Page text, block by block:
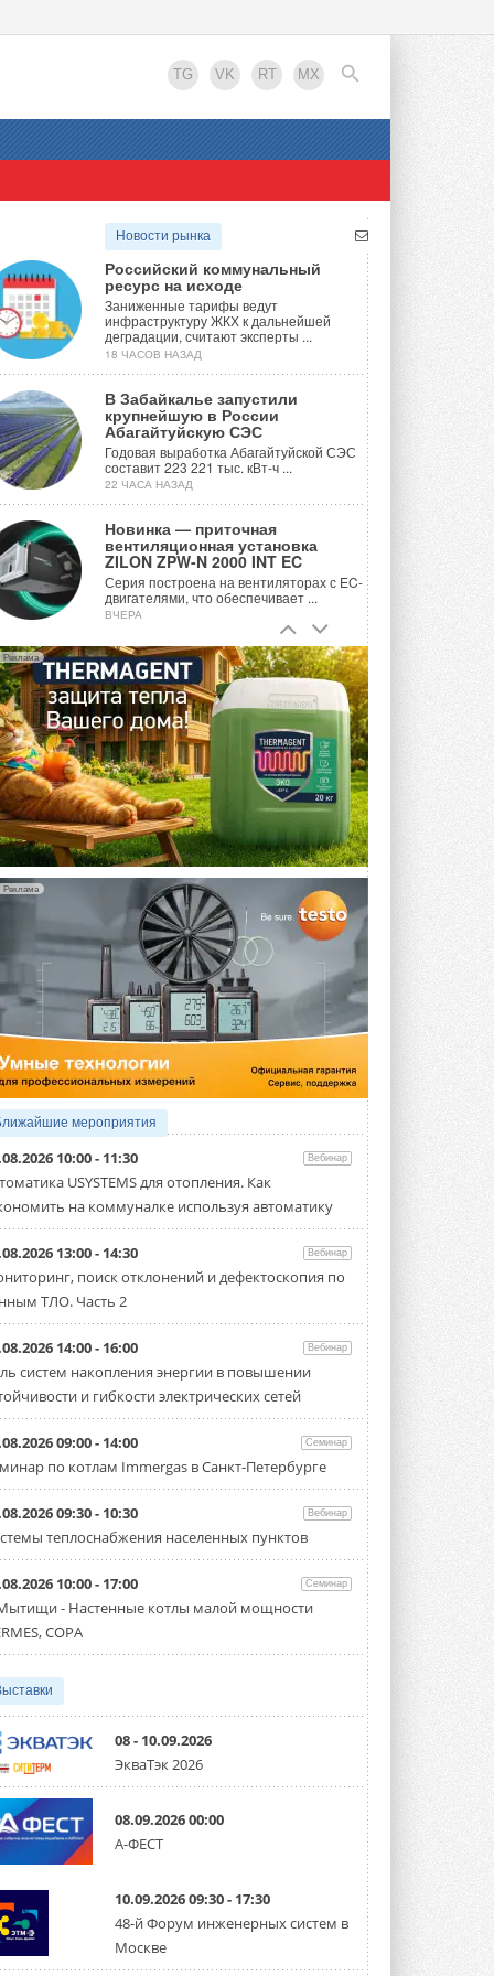
TG VK RT MX
EN
Новости рынка
Российский коммунальный
ресурс на исходе
Заниженные тарифы ведут
инфраструктуру ЖКХ к дальнейшей
деградации, считают эксперты ...
18 ЧАСОВ НАЗАД
В Забайкалье запустили
крупнейшую в России
Абагайтуйскую СЭС
Годовая выработка Абагайтуйской СЭС
составит 223 221 тыс. кВт-ч ...
22 ЧАСА НАЗАД
Новинка — приточная
вентиляционная установка
ZILON ZPW-N 2000 INT EC
Серия построена на вентиляторах с EC-
двигателями, что обеспечивает ...
ВЧЕРА
Учёные ЮУрГУ создали
каскадную установку,
объединяющую солнечную и
геотермальную энергию
Природосберегающие технологии ...
6 АВГУСТА 2026
Для Арктики создали
технологию защиты
ветрогенераторов от аварий
Разработка учитывает влияние
мерзлоты, обледенения и снеговых ...
6 АВГУСТА 2026
Гибридный тепловой насос PV/T
с одним общим испарителем
Исследователи предложили
конструкцию двухисточникового ...
5 АВГУСТА 2026
21-й ежегодный форум
«ЦОД-2026»
Мероприятие пройдет 2-3 сентября в
отеле Radisson Slavyanskaya. Форум
посетит более двух тысяч участников ...
5 АВГУСТА 2026
Китайская Shenling представила
линейку тепловых насосов
«воздух-вода» на R290
Серия ThermaX R290 All-In-One
включает три модели ...
Тепловые насосы в связке с
солнечной генерацией и
накопителем снижают
потребление на 60%
Исследователи из Италии установили ...
4 АВГУСТА 2026
«РУСКЛИМАТ Fest 2026» в Уфе
собрал свыше 700 профи
климатической отрасли
Организатором выступил торгово-
производственный холдинг ...
ЦОД с плотностью 54 кВт на
стойку
3 АВГУСТА 2026
систему DVM на R32
Линейка включает семь типоразмеров
производительностью от 22,4 до 56 кВт.
Суммарная длина трубопроводов ...
3 АВГУСТА 2026
«СиСофт Девелопмент» подвел
итоги конкурса студенческих
стартует уже в сентябре 2026 года ...
3 АВГУСТА 2026
«Русклимат» укрепляет
Реклама
Реклама
мероприятия
10:00 - 11:30 Вебинар
USYSTEMS для отопления. Как
на коммуналке используя автоматику
13:00 - 14:30 Вебинар
поиск отклонений и дефектоскопия по
ТЛО. Часть 2
14:00 - 16:00 Вебинар
систем накопления энергии в повышении
и гибкости электрических сетей
09:00 - 14:00 Семинар
по котлам Immergas в Санкт-Петербурге
09:30 - 10:30 Вебинар
теплоснабжения населенных пунктов
10:00 - 17:00 Семинар
- Настенные котлы малой мощности
COPA
08 - 10.09.2026
ЭкваТэк 2026
08.09.2026 00:00
А-ФЕСТ
10.09.2026 09:30 - 17:30
48-й Форум инженерных систем в
Москве